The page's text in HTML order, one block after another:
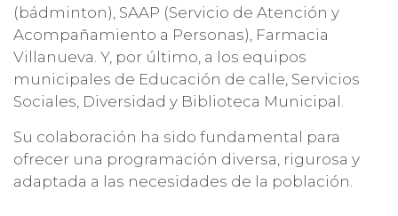
(bádminton), SAAP (Servicio de Atención y
Acompañamiento a Personas), Farmacia
Villanueva. Y, por último, a los equipos
municipales de Educación de calle, Servicios
Sociales, Diversidad y Biblioteca Municipal.
Su colaboración ha sido fundamental para
ofrecer una programación diversa, rigurosa y
adaptada a las necesidades de la población.